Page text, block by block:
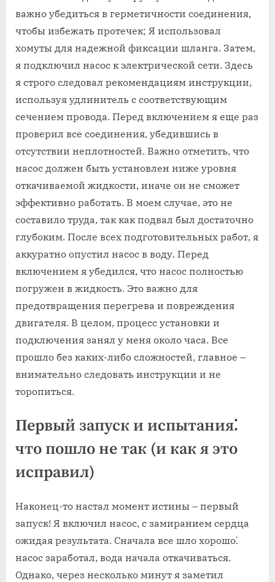
важно убедиться в герметичности соединения,
чтобы избежать протечек; Я использовал
хомуты для надежной фиксации шланга. Затем,
я подключил насос к электрической сети. Здесь
я строго следовал рекомендациям инструкции,
используя удлинитель с соответствующим
сечением провода. Перед включением я еще раз
проверил все соединения, убедившись в
отсутствии неплотностей. Важно отметить, что
насос должен быть установлен ниже уровня
откачиваемой жидкости, иначе он не сможет
эффективно работать. В моем случае, это не
составило труда, так как подвал был достаточно
глубоким. После всех подготовительных работ, я
аккуратно опустил насос в воду. Перед
включением я убедился, что насос полностью
погружен в жидкость. Это важно для
предотвращения перегрева и повреждения
двигателя. В целом, процесс установки и
подключения занял у меня около часа. Все
прошло без каких-либо сложностей, главное –
внимательно следовать инструкции и не
торопиться.
Первый запуск и испытания⁚
что пошло не так (и как я это
исправил)
Наконец-то настал момент истины – первый
запуск! Я включил насос, с замиранием сердца
ожидая результата. Сначала все шло хорошо⁚
насос заработал, вода начала откачиваться.
Однако, через несколько минут я заметил